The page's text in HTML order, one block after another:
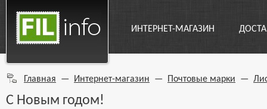
ИНТЕРНЕТ-МАГАЗИН
Главная — Интернет-магазин — Почтовые марки —
С Новым годом!